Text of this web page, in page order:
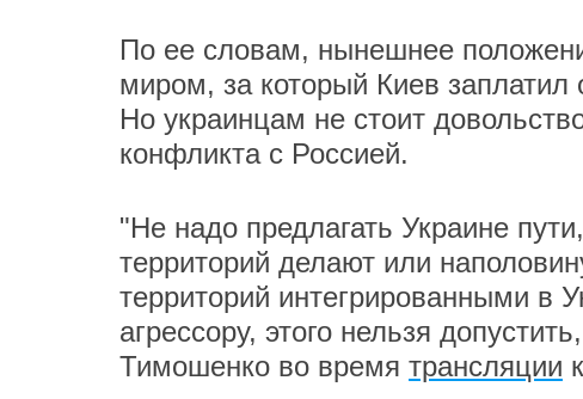
По ее словам, нынешнее
миром, за который Киев
Но украинцам не стоит
конфликта с Россией.
"Не надо предлагать Украине
территорий делают или
территорий интегрированными в
агрессору, этого нельзя
Тимошенко во время трансляции